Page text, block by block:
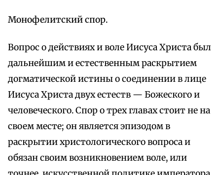
Монофелитский спор.
Вопрос о действиях и воле Иисуса Христа был
дальнейшим и естественным раскрытием
догматической истины о соединении в лице
Иисуса Христа двух естеств — Божеского и
человеческого. Спор о трех главах стоит не на
своем месте; он является эпизодом в
раскрытии христологического вопроса и
обязан своим возникновением воле, или